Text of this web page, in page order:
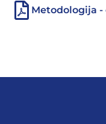
Metodologija -